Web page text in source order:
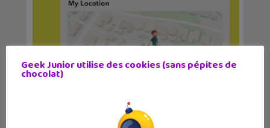
Home Safe, la nouvelle alerte
automatique sur Snap...
Geek Junior utilise des cookies (sans pépites de
chocolat)